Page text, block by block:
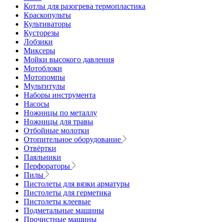
Котлы для разогрева термопластика
Краскопульты
Культиваторы
Кусторезы
Лобзики
Миксеры
Мойки высокого давления
Мотоблоки
Мотопомпы
Мультитулы
Наборы инструмента
Насосы
Ножницы по металлу
Ножницы для травы
Отбойные молотки
Отопительное оборудование
Отвёртки
Паяльники
Перфораторы
Пилы
Пистолеты для вязки арматуры
Пистолеты для герметика
Пистолеты клеевые
Подметальные машины
Прочистные машины